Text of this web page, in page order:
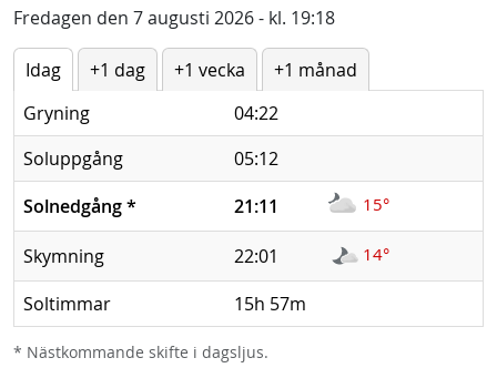
Fredagen den 7 augusti 2026 - kl. 19:18
Idag +1 dag +1 vecka
+1 månad
Gryning
04:22
Soluppgång
05:12
Solnedgång* 21:11 15°
Skymning 22:01 14°
Soltimmar 15h 57m
* Nästkommande skifte i dagsljus.